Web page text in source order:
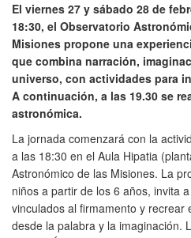
El viernes 27 y sábado 28 de
18:30, el Observatorio
Misiones propone una
que combina narración,
universo, con actividades para
A continuación, a las 19.30 se
astronómica.
La jornada comenzará con la
a las 18:30 en el Aula Hipatia
Astronómico de las Misiones. La
niños a partir de los 6 años, invita
vinculados al firmamento y recrear
desde la palabra y la imaginación.